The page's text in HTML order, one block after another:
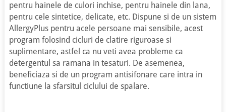
pentru hainele de culori inchise, pentru hainele din lana,
pentru cele sintetice, delicate, etc. Dispune si de un sistem
AllergyPlus pentru acele persoane mai sensibile, acest
program folosind cicluri de clatire riguroase si
suplimentare, astfel ca nu veti avea probleme ca
detergentul sa ramana in tesaturi. De asemenea,
beneficiaza si de un program antisifonare care intra in
functiune la sfarsitul ciclului de spalare.